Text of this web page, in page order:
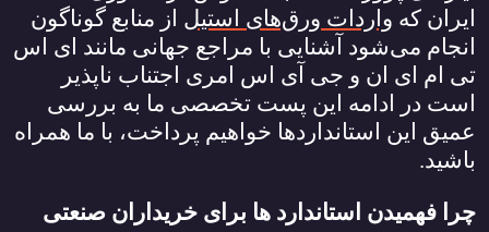
ایران که واردات ورق‌های استیل از منابع گوناگون
انجام می‌شود آشنایی با مراجع جهانی مانند ای اس
تی ام ای ان و جی آی اس امری اجتناب ناپذیر
است در ادامه این پست تخصصی ما به بررسی
عمیق این استانداردها خواهیم پرداخت، با ما همراه
باشید.
چرا فهمیدن استاندارد ها برای خریداران صنعتی